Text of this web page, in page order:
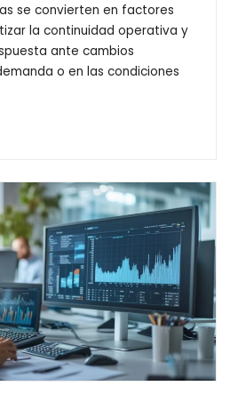
se convierten en factores
la continuidad operativa y
ante cambios
o en las condiciones